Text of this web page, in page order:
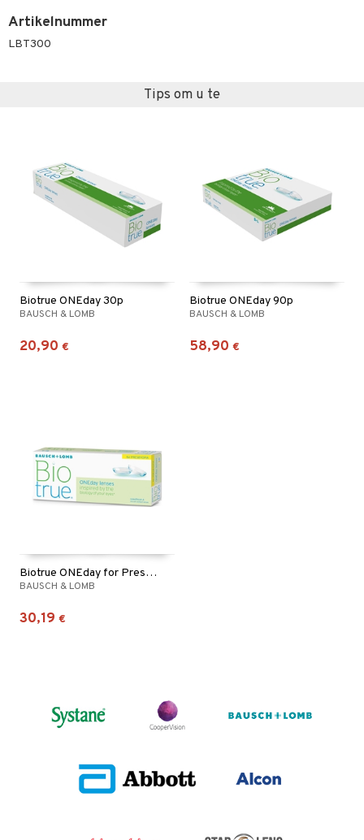
Artikelnummer
LBT300
Tips om u te
Biotrue ONEday 30p
BAUSCH & LOMB
20,90 €
Biotrue ONEday 90p
BAUSCH & LOMB
58,90 €
Biotrue ONEday for Presbyopia 30p
BAUSCH & LOMB
30,19 €